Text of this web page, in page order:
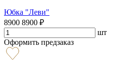
Юбка "Леви"
8900 8900 ₽
шт
Оформить предзаказ